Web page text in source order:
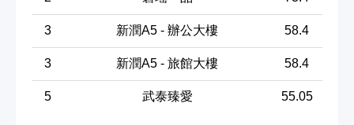
3 新潤A5 - 辦公大樓 58.4
3 新潤A5 - 旅館大樓 58.4
5 武泰臻愛 55.05